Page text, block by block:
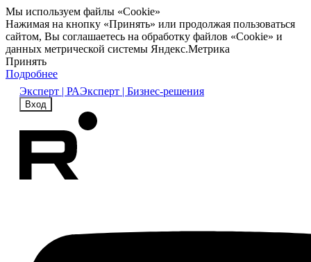
Мы используем файлы «Cookie»
Нажимая на кнопку «Принять» или продолжая пользоваться
сайтом, Вы соглашаетесь на обработку файлов «Cookie» и
данных метрической системы Яндекс.Метрика
Принять
Подробнее
Эксперт | РАЭксперт | Бизнес-решения
Вход